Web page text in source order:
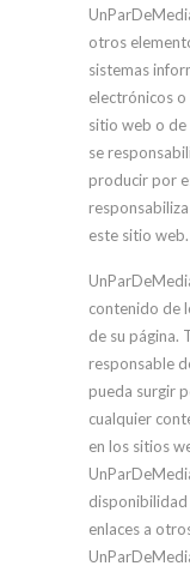
otros
sistemas
electrónicos
sitio web o
se
producir por
este sitio web.
contenido de
de su página.
responsable
pueda surgir
cualquier
en los sitios
enlaces a